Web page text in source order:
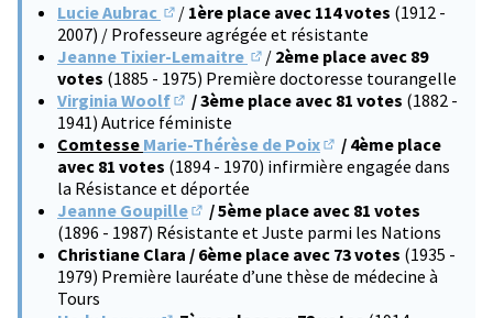
Lucie Aubrac
(S'ouvre dans un nouvel onglet)
/ 1ère place avec 114 votes (1912 -
2007) / Professeure agrégée et résistante
Jeanne Tixier-Lemaitre
(S'ouvre dans un nouvel onglet)
/ 2ème place avec 89
votes (1885 - 1975) Première doctoresse tourangelle
Virginia Woolf
(S'ouvre dans un nouvel onglet)
/ 3ème place avec 81 votes (1882 -
1941) Autrice féministe
Comtesse Marie-Thérèse de Poix
(S'ouvre dans un
/ 4ème place
avec 81 votes (1894 - 1970) infirmière engagée dans
la Résistance et déportée
Jeanne Goupille
(S'ouvre dans un nouvel onglet)
/ 5ème place avec 81 votes
(1896 - 1987) Résistante et Juste parmi les Nations
Christiane Clara / 6ème place avec 73 votes (1935 -
1979) Première lauréate d’une thèse de médecine à
Tours